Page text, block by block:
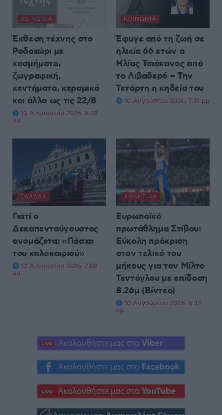
ΚΟΙΝΩΝΊΑ
Έκθεση τέχνης στο
Ροδοχώρι με
κοσμήματα,
ζωγραφική,
κεντήματα, κεραμικά
και άλλα ως τις 22/8
10 Αυγούστου 2026, 8:02
μμ
ΚΟΙΝΩΝΊΑ
Έφυγε από τη ζωή σε
ηλικία 66 ετών ο
Ηλίας Τσιόκανος από
το Λιβαδερό – Την
Τετάρτη η κηδεία του
10 Αυγούστου 2026, 7:31 μμ
ΕΛΛΆΔΑ
Γιατί ο
Δεκαπενταύγουστος
ονομάζεται «Πάσχα
του καλοκαιριού»
10 Αυγούστου 2026, 7:02
μμ
ΑΘΛΗΤΙΚΆ
Ευρωπαϊκό
πρωτάθλημα Στίβου:
Εύκολη πρόκριση
στον τελικό του
μήκους για τον Μίλτο
Τεντόγλου με επίδοση
8.26μ (Βίντεο)
10 Αυγούστου 2026, 6:32
μμ